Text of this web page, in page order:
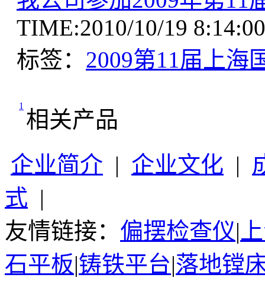
TIME:2010/10/19
标签： 2009第11届上海
1
相关产品
企业简介 | 企业文化 |
式 |
友情链接： 偏摆检查仪|
石平板|铸铁平台|落地镗